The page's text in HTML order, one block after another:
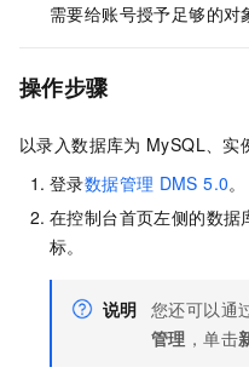
需要给账号授予足够的对
操作步骤
以录入数据库为 MySQL、实
登录数据管理 DMS 5.0。
在控制台首页左侧的数据
标。
说明 您还可以通
管理 ，单击